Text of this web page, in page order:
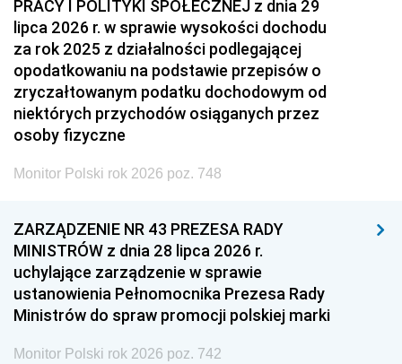
PRACY I POLITYKI SPOŁECZNEJ z dnia 29
lipca 2026 r. w sprawie wysokości dochodu
za rok 2025 z działalności podlegającej
opodatkowaniu na podstawie przepisów o
zryczałtowanym podatku dochodowym od
niektórych przychodów osiąganych przez
osoby fizyczne
Monitor Polski rok 2026 poz. 748
ZARZĄDZENIE NR 43 PREZESA RADY
MINISTRÓW z dnia 28 lipca 2026 r.
uchylające zarządzenie w sprawie
ustanowienia Pełnomocnika Prezesa Rady
Ministrów do spraw promocji polskiej marki
Monitor Polski rok 2026 poz. 742